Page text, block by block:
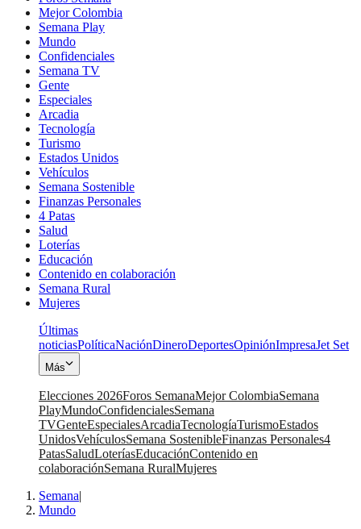
Mejor Colombia
Semana Play
Mundo
Confidenciales
Semana TV
Gente
Especiales
Arcadia
Tecnología
Turismo
Estados Unidos
Vehículos
Semana Sostenible
Finanzas Personales
4 Patas
Salud
Loterías
Educación
Contenido en colaboración
Semana Rural
Mujeres
Últimas
noticiasPolíticaNaciónDineroDeportesOpiniónImpresaJet Set
Más
Elecciones 2026Foros SemanaMejor ColombiaSemana
PlayMundoConfidencialesSemana
TVGenteEspecialesArcadiaTecnologíaTurismoEstados
UnidosVehículosSemana SostenibleFinanzas Personales4
PatasSaludLoteríasEducaciónContenido en
colaboraciónSemana RuralMujeres
Semana|
Mundo